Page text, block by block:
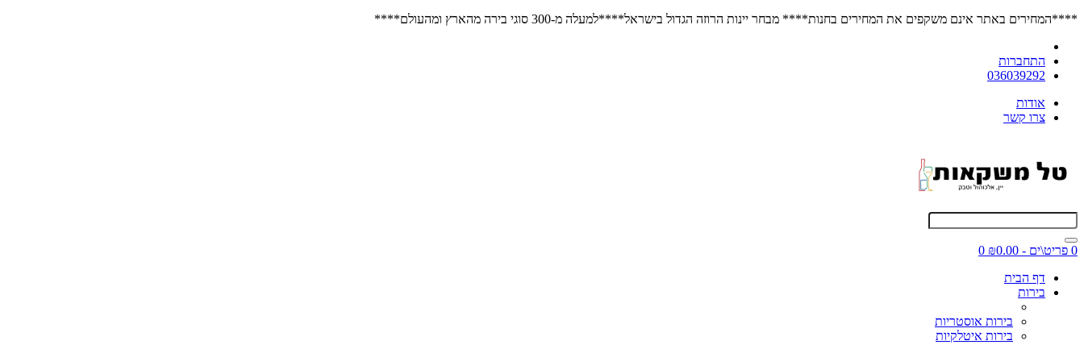
****המחירים באתר אינם משקפים את המחירים בחנות**** מבחר יינות הרוזה הגדול בישראל****למעלה מ-300 סוגי בירה מהארץ ומהעולם****
התחברות
036039292
אודות
צרו קשר
0 פריט\ים - ₪0.00
0
דף הבית
בירות
בירות אוסטריות
בירות איטלקיות